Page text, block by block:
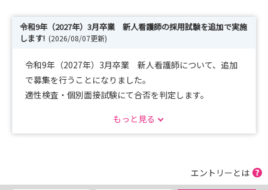
令和9年（2027年）3月卒業 新人看護師の採用試験を追加で実施
します! (2026/08/07更新)
令和9年（2027年）3月卒業 新人看護師について、追加
で募集を行うことになりました。
適性検査・個別面接試験にて合否を判定します。
もっと見る
エントリーとは